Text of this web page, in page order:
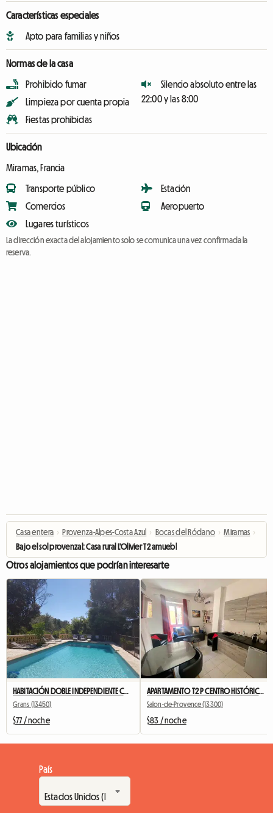
Características especiales
Apto para familias y niños
Normas de la casa
Prohibido fumar
Limpieza por cuenta propia
Fiestas prohibidas
Silencio absoluto entre las
22:00 y las 8:00
Ubicación
Miramas, Francia
Transporte público
Comercios
Lugares turísticos
Estación
Aeropuerto
La dirección exacta del alojamiento solo se comunica una vez confirmada la
reserva.
Casa entera › Provenza-Alpes-Costa Azul › Bocas del Ródano › Miramas ›
Bajo el sol provenzal: Casa rural L'Olivier T2 amueblada
Otros alojamientos que podrían interesarte
HABITACIÓN DOBLE INDEPENDIENTE CON TERRAZA Y COCINA DE VERANO
Grans (13450)
$77 / noche
APARTAMENTO T2 P CENTRO HISTÓRICO - L’Annex d’Alèz
Salon-de-Provence (13300)
$83 / noche
País